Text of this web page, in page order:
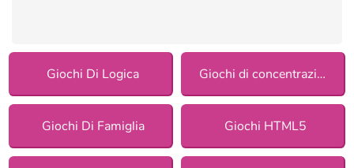
Giochi Di Logica Giochi di concentrazione
Giochi Di Famiglia Giochi HTML5